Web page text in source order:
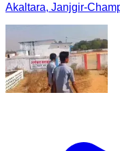
Akaltara, Janjgir-